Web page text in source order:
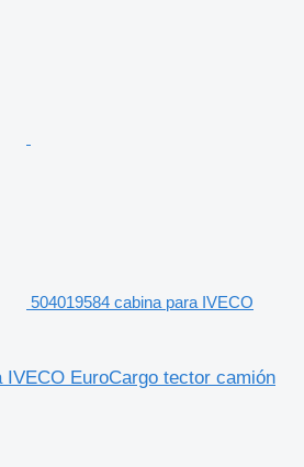
504019584 cabina para IVECO
IVECO EuroCargo tector camión